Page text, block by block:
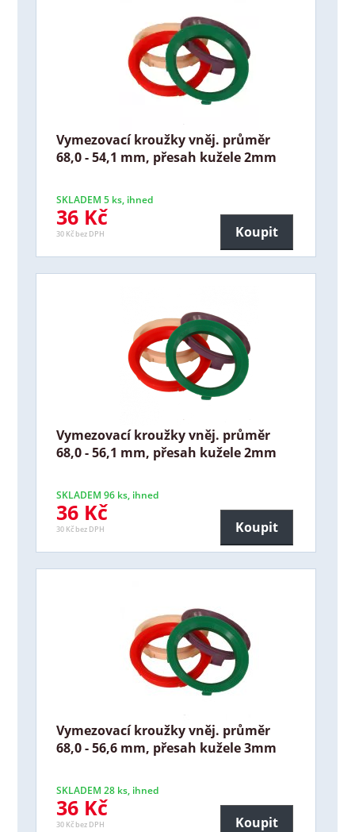
Vymezovací kroužky vněj. průměr
68,0 - 54,1 mm, přesah kužele 2mm
SKLADEM 5 ks, ihned
36 Kč
30 Kč bez DPH Koupit
Vymezovací kroužky vněj. průměr
68,0 - 56,1 mm, přesah kužele 2mm
SKLADEM 96 ks, ihned
36 Kč
30 Kč bez DPH Koupit
Vymezovací kroužky vněj. průměr
68,0 - 56,6 mm, přesah kužele 3mm
SKLADEM 28 ks, ihned
36 Kč
30 Kč bez DPH Koupit